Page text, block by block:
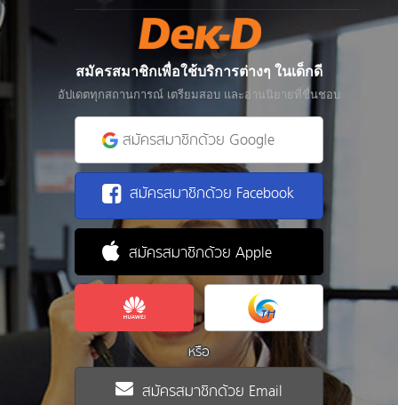
สมัครสมาชิกเพื่อใช้บริการต่างๆ ในเด็กดี
อัปเดตทุกสถานการณ์ เตรียมสอบ และอ่านนิยายที่ชื่นชอบ
สมัครสมาชิกด้วย Google
สมัครสมาชิกด้วย Facebook
สมัครสมาชิกด้วย Apple
หรือ
สมัครสมาชิกด้วย Email